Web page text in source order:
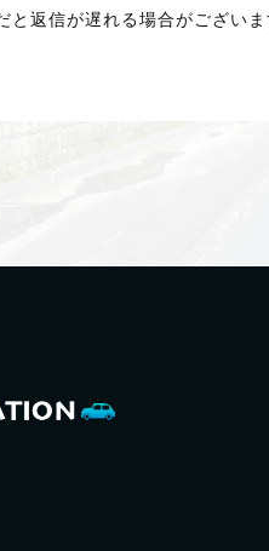
と返信が遅れる場合がござい